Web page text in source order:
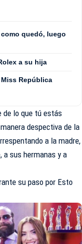
quedó, luego
a su hija
República
de lo que tú estás
despectiva de la
a la madre,
a sus hermanas y a
su paso por Esto